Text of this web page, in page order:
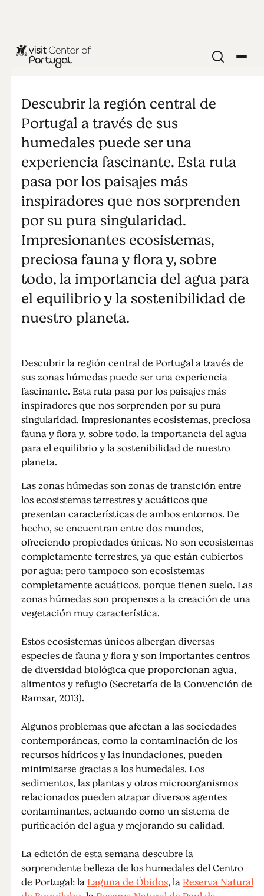
Wet Wet Wet
Descubrir la región central de
Portugal a través de sus
humedales puede ser una
experiencia fascinante. Esta ruta
pasa por los paisajes más
inspiradores que nos sorprenden
por su pura singularidad.
Impresionantes ecosistemas,
preciosa fauna y flora y, sobre
todo, la importancia del agua para
el equilibrio y la sostenibilidad de
nuestro planeta.
Descubrir la región central de Portugal a través de
sus zonas húmedas puede ser una experiencia
fascinante. Esta ruta pasa por los paisajes más
inspiradores que nos sorprenden por su pura
singularidad. Impresionantes ecosistemas, preciosa
fauna y flora y, sobre todo, la importancia del agua
para el equilibrio y la sostenibilidad de nuestro
planeta.
Las zonas húmedas son zonas de transición entre
los ecosistemas terrestres y acuáticos que
presentan características de ambos entornos. De
hecho, se encuentran entre dos mundos,
ofreciendo propiedades únicas. No son ecosistemas
completamente terrestres, ya que están cubiertos
por agua; pero tampoco son ecosistemas
completamente acuáticos, porque tienen suelo. Las
zonas húmedas son propensos a la creación de una
vegetación muy característica.
Estos ecosistemas únicos albergan diversas
especies de fauna y flora y son importantes centros
de diversidad biológica que proporcionan agua,
alimentos y refugio (Secretaría de la Convención de
Ramsar, 2013).
Algunos problemas que afectan a las sociedades
contemporáneas, como la contaminación de los
recursos hídricos y las inundaciones, pueden
minimizarse gracias a los humedales. Los
sedimentos, las plantas y otros microorganismos
relacionados pueden atrapar diversos agentes
contaminantes, actuando como un sistema de
purificación del agua y mejorando su calidad.
La edición de esta semana descubre la
sorprendente belleza de los humedales del Centro
de Portugal: laLaguna de Óbidos, laReserva Natural